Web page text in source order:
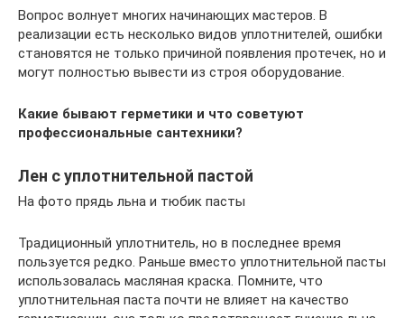
Вопрос волнует многих начинающих мастеров. В
реализации есть несколько видов уплотнителей, ошибки
становятся не только причиной появления протечек, но и
могут полностью вывести из строя оборудование.
Какие бывают герметики и что советуют
профессиональные сантехники?
Лен с уплотнительной пастой
На фото прядь льна и тюбик пасты
Традиционный уплотнитель, но в последнее время
пользуется редко. Раньше вместо уплотнительной пасты
использовалась масляная краска. Помните, что
уплотнительная паста почти не влияет на качество